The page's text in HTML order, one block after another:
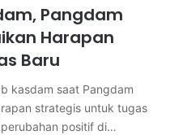
Pangdam
Harapan
Baru
kasdam saat Pangdam
strategis untuk tugas
positif di…